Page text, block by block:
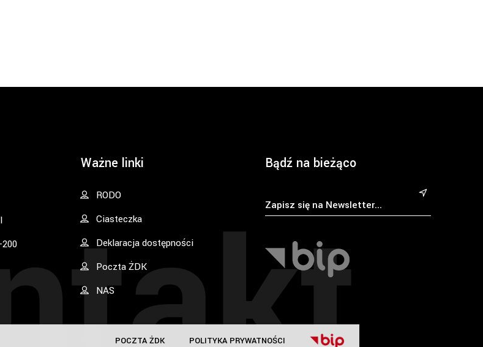
POLITYKA PRYWATNOŚCI
POCZTA ŻDK
Ważne linki
RODO
Ciasteczka
Deklaracja dostępności
Poczta ŻDK
NAS
Bądź na bieżąco
&